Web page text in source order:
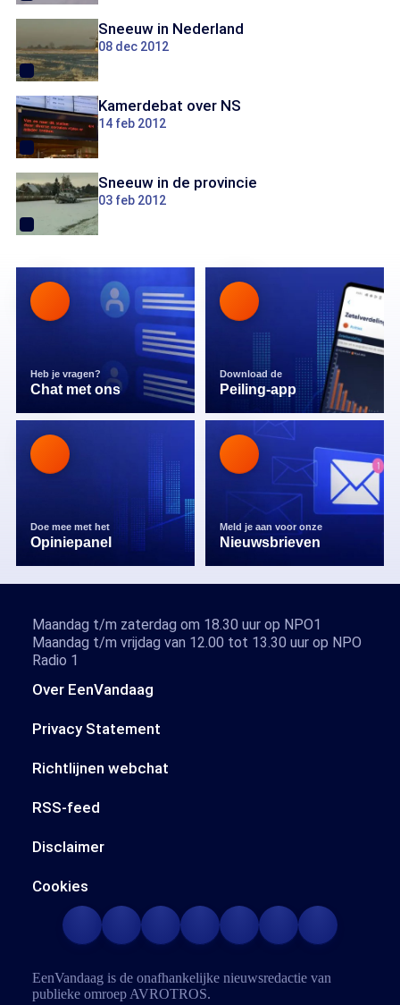
Sneeuw in Nederland
08 dec 2012
Kamerdebat over NS
14 feb 2012
Sneeuw in de provincie
03 feb 2012
Heb je vragen?
Chat met ons
Download de
Peiling-app
Doe mee met het
Opiniepanel
Meld je aan voor onze
Nieuwsbrieven
Over EenVandaag
Privacy Statement
Richtlijnen webchat
RSS-feed
Disclaimer
Cookies
Maandag t/m zaterdag om 18.30 uur op NPO1
Maandag t/m vrijdag van 12.00 tot 13.30 uur op NPO
Radio 1
EenVandaag is de onafhankelijke nieuwsredactie van
publieke omroep AVROTROS.